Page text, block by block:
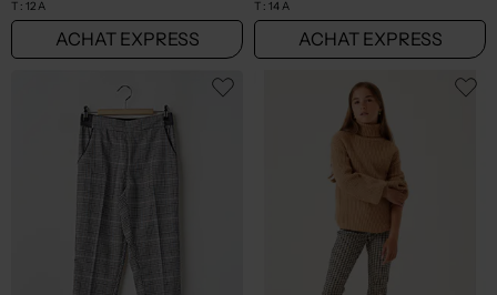
T : 12 A
ACHAT EXPRESS
T : 14 A
ACHAT EXPRESS